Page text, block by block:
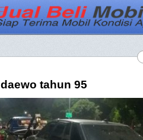
daewo tahun 95